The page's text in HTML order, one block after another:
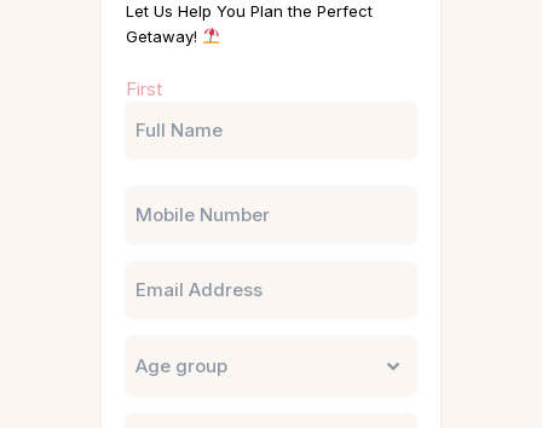
Let Us Help You Plan the Perfect
Getaway!
(Required)
First